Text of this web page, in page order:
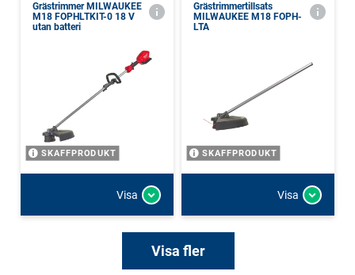
Grästrimmer MILWAUKEE
M18 FOPHLTKIT-0 18 V
utan batteri
SKAFFPRODUKT
Visa
Grästrimmertillsats
MILWAUKEE M18 FOPH-
LTA
SKAFFPRODUKT
Visa
Visa fler